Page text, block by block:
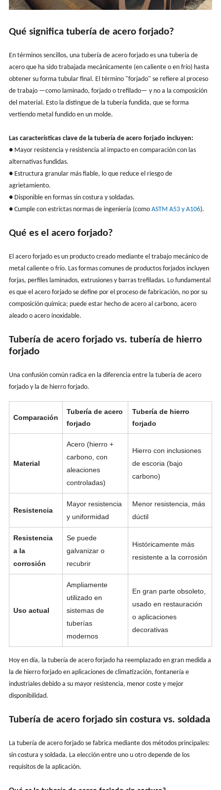
Qué significa tubería de acero forjado?
En términos sencillos, una tubería de acero forjado es una tubería de
acero que ha sido trabajada mecánicamente (en caliente o en frío) hasta
obtener su forma tubular final. El término "forjado" se refiere al proceso
de trabajo —como laminado, forjado o trefilado— y no a la composición
del material. Esto la distingue de la tubería fundida, que se forma
vertiendo metal fundido en un molde.
Las características clave de la tubería de acero forjado incluyen:
● Mayor resistencia y resistencia al impacto en comparación con las
alternativas fundidas.
● Estructura granular más fiable, lo que reduce el riesgo de
agrietamiento.
● Disponible en formas sin costura y soldadas.
● Cumple con estrictas normas de ingeniería (como ASTM A53 y A106).
Qué es el acero forjado?
El acero forjado es un producto creado mediante el trabajo mecánico de
metal caliente o frío. Las formas comunes de productos forjados incluyen
forjas, perfiles laminados, extrusiones y barras trefiladas. Lo fundamental
es que el acero forjado se define por el proceso de fabricación, no por su
composición química; puede estar hecho de acero al carbono, acero
aleado o acero inoxidable.
Tubería de acero forjado vs. tubería de hierro
forjado
Una confusión común radica en la diferencia entre la tubería de acero
forjado y la de hierro forjado.
Comparación
Tubería de acero
forjado
Tubería de hierro
forjado
Material
Acero (hierro +
carbono, con
aleaciones
controladas)
Hierro con inclusiones
de escoria (bajo
carbono)
Resistencia
Mayor resistencia
y uniformidad
Menor resistencia, más
dúctil
Resistencia
a la
corrosión
Se puede
galvanizar o
recubrir
Históricamente más
resistente a la corrosión
Uso actual
Ampliamente
utilizado en
sistemas de
tuberías
modernos
En gran parte obsoleto,
usado en restauración
o aplicaciones
decorativas
Hoy en día, la tubería de acero forjado ha reemplazado en gran medida a
la de hierro forjado en aplicaciones de climatización, fontanería e
industriales debido a su mayor resistencia, menor coste y mejor
disponibilidad.
Tubería de acero forjado sin costura vs. soldada
La tubería de acero forjado se fabrica mediante dos métodos principales:
sin costura y soldada. La elección entre uno u otro depende de los
requisitos de la aplicación.